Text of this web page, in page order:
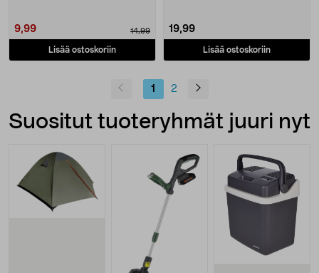
9,99 14,99
Lisää ostoskoriin
19,99
Lisää ostoskoriin
1 2
Suositut tuoteryhmät juuri nyt